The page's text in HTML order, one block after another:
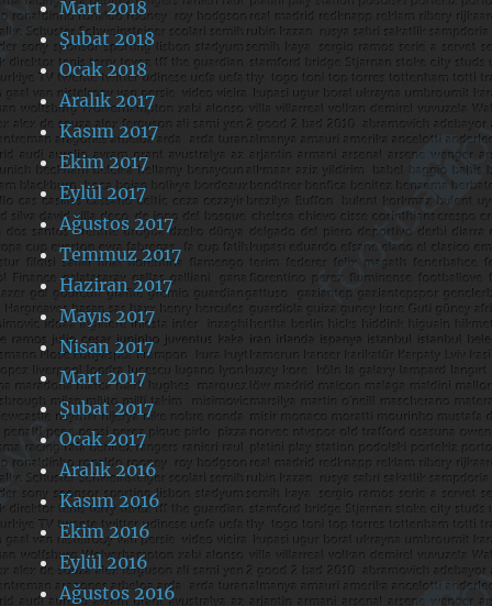
Mart 2018
Şubat 2018
Ocak 2018
Aralık 2017
Kasım 2017
Ekim 2017
Eylül 2017
Ağustos 2017
Temmuz 2017
Haziran 2017
Mayıs 2017
Nisan 2017
Mart 2017
Şubat 2017
Ocak 2017
Aralık 2016
Kasım 2016
Ekim 2016
Eylül 2016
Ağustos 2016